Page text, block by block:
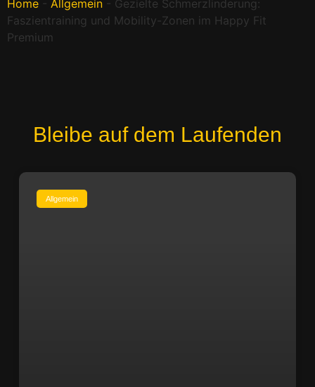
Home - Allgemein - Gezielte Schmerzlinderung:
Faszientraining und Mobility-Zonen im Happy Fit
Premium
Bleibe auf dem Laufenden
Allgemein